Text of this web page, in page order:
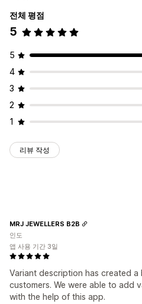
전체 평점
5
5
4
3
2
1
리뷰 작성
Variant description has created
customers. We were able to add
with the help of this app.
MRJ JEWELLERS B2B
인도
앱 사용 기간 3일